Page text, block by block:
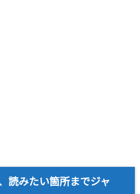
読みたい箇所までジャ